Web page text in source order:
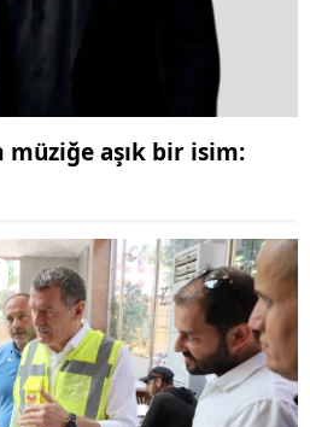
aşık bir isim: